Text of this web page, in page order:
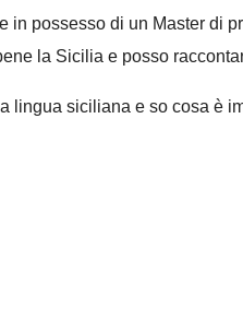
in possesso di un Master di
la Sicilia e posso
lingua siciliana e so cosa è